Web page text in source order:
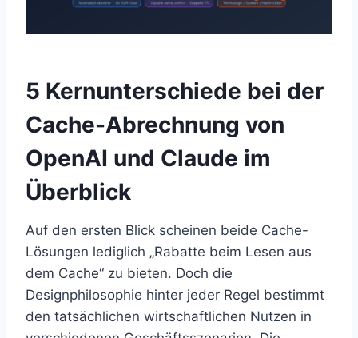
5 Kernunterschiede bei der
Cache-Abrechnung von
OpenAI und Claude im
Überblick
Auf den ersten Blick scheinen beide Cache-
Lösungen lediglich „Rabatte beim Lesen aus
dem Cache“ zu bieten. Doch die
Designphilosophie hinter jeder Regel bestimmt
den tatsächlichen wirtschaftlichen Nutzen in